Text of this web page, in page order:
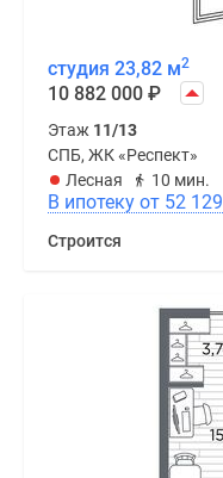
студия 23,82 м2
10 882 000 ₽
Этаж 11/13
СПБ, ЖК «Респект»
Лесная
10 мин.
В ипотеку от 52 129
Строится